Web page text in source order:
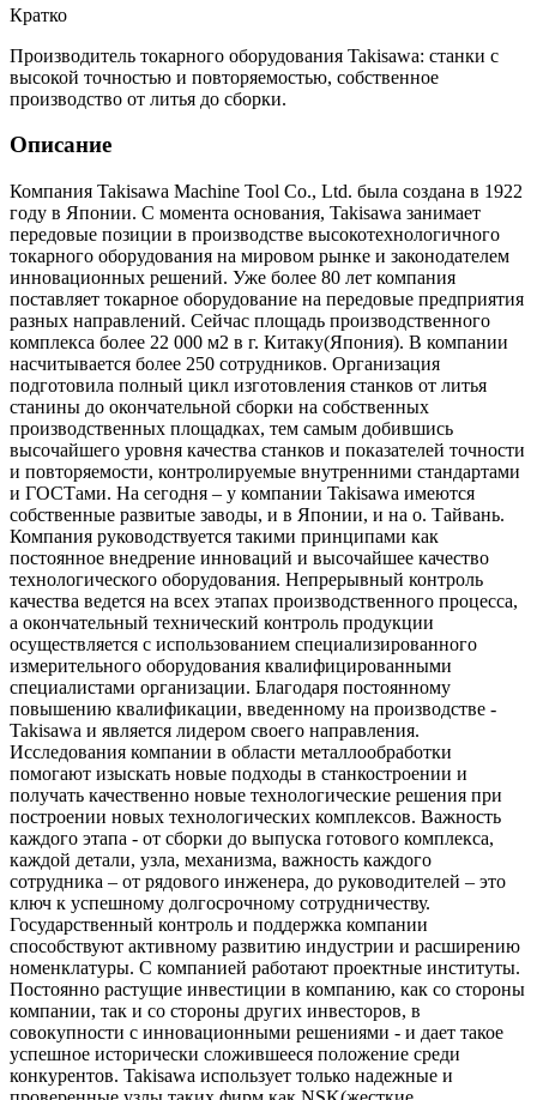
Кратко
Производитель токарного оборудования Takisawa: станки с
высокой точностью и повторяемостью, собственное
производство от литья до сборки.
Описание
Компания Takisawa Machine Tool Co., Ltd. была создана в 1922
году в Японии. С момента основания, Takisawa занимает
передовые позиции в производстве высокотехнологичного
токарного оборудования на мировом рынке и законодателем
инновационных решений. Уже более 80 лет компания
поставляет токарное оборудование на передовые предприятия
разных направлений. Сейчас площадь производственного
комплекса более 22 000 м2 в г. Китаку(Япония). В компании
насчитывается более 250 сотрудников. Организация
подготовила полный цикл изготовления станков от литья
станины до окончательной сборки на собственных
производственных площадках, тем самым добившись
высочайшего уровня качества станков и показателей точности
и повторяемости, контролируемые внутренними стандартами
и ГОСТами. На сегодня – у компании Takisawa имеются
собственные развитые заводы, и в Японии, и на о. Тайвань.
Компания руководствуется такими принципами как
постоянное внедрение инноваций и высочайшее качество
технологического оборудования. Непрерывный контроль
качества ведется на всех этапах производственного процесса,
а окончательный технический контроль продукции
осуществляется с использованием специализированного
измерительного оборудования квалифицированными
специалистами организации. Благодаря постоянному
повышению квалификации, введенному на производстве -
Takisawa и является лидером своего направления.
Исследования компании в области металлообработки
помогают изыскать новые подходы в станкостроении и
получать качественно новые технологические решения при
построении новых технологических комплексов. Важность
каждого этапа - от сборки до выпуска готового комплекса,
каждой детали, узла, механизма, важность каждого
сотрудника – от рядового инженера, до руководителей – это
ключ к успешному долгосрочному сотрудничеству.
Государственный контроль и поддержка компании
способствуют активному развитию индустрии и расширению
номенклатуры. С компанией работают проектные институты.
Постоянно растущие инвестиции в компанию, как со стороны
компании, так и со стороны других инвесторов, в
совокупности с инновационными решениями - и дает такое
успешное исторически сложившееся положение среди
конкурентов. Takisawa использует только надежные и